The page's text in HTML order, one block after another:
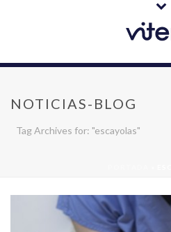
NOTICIAS-BLOG
Tag Archives for: "escayolas"